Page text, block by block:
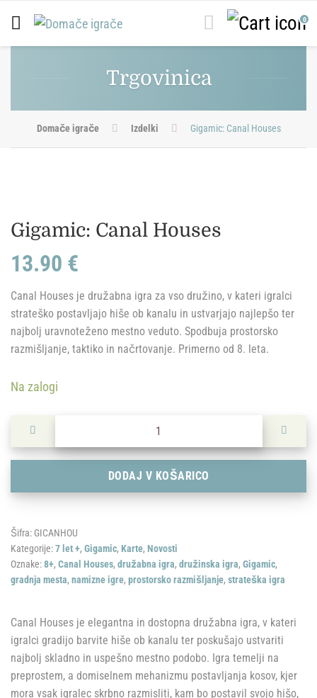
0
Trgovinica
Domače igrače Izdelki Gigamic: Canal Houses
Gigamic: Canal Houses
13.90 €
Canal Houses je družabna igra za vso družino, v kateri igralci
strateško postavljajo hiše ob kanalu in ustvarjajo najlepšo ter
najbolj uravnoteženo mestno veduto. Spodbuja prostorsko
razmišljanje, taktiko in načrtovanje. Primerno od 8. leta.
Na zalogi
Gigamic: Canal Houses količina
DODAJ V KOŠARICO
Šifra: GICANHOU
Kategorije:7 let +, Gigamic, Karte, Novosti
Oznake:8+, Canal Houses, družabna igra, družinska igra, Gigamic,
gradnja mesta, namizne igre, prostorsko razmišljanje, strateška igra
Canal Houses je elegantna in dostopna družabna igra, v kateri
igralci gradijo barvite hiše ob kanalu ter poskušajo ustvariti
najbolj skladno in uspešno mestno podobo. Igra temelji na
preprostem, a domiselnem mehanizmu postavljanja kosov, kjer
mora vsak igralec skrbno razmisliti, kam bo postavil svojo hišo,